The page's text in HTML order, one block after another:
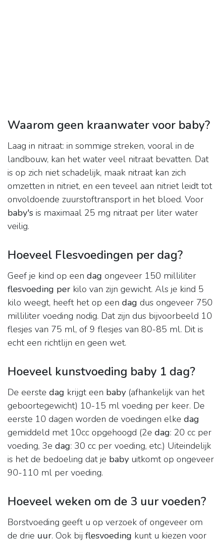
Waarom geen kraanwater voor baby?
Laag in nitraat: in sommige streken, vooral in de
landbouw, kan het water veel nitraat bevatten. Dat
is op zich niet schadelijk, maak nitraat kan zich
omzetten in nitriet, en een teveel aan nitriet leidt tot
onvoldoende zuurstoftransport in het bloed. Voor
baby's is maximaal 25 mg nitraat per liter water
veilig.
Hoeveel Flesvoedingen per dag?
Geef je kind op een dag ongeveer 150 milliliter
flesvoeding per kilo van zijn gewicht. Als je kind 5
kilo weegt, heeft het op een dag dus ongeveer 750
milliliter voeding nodig. Dat zijn dus bijvoorbeeld 10
flesjes van 75 ml, of 9 flesjes van 80-85 ml. Dit is
echt een richtlijn en geen wet.
Hoeveel kunstvoeding baby 1 dag?
De eerste dag krijgt een baby (afhankelijk van het
geboortegewicht) 10-15 ml voeding per keer. De
eerste 10 dagen worden de voedingen elke dag
gemiddeld met 10cc opgehoogd (2e dag: 20 cc per
voeding, 3e dag: 30 cc per voeding, etc.) Uiteindelijk
is het de bedoeling dat je baby uitkomt op ongeveer
90-110 ml per voeding.
Hoeveel weken om de 3 uur voeden?
Borstvoeding geeft u op verzoek of ongeveer om
de drie uur. Ook bij flesvoeding kunt u kiezen voor